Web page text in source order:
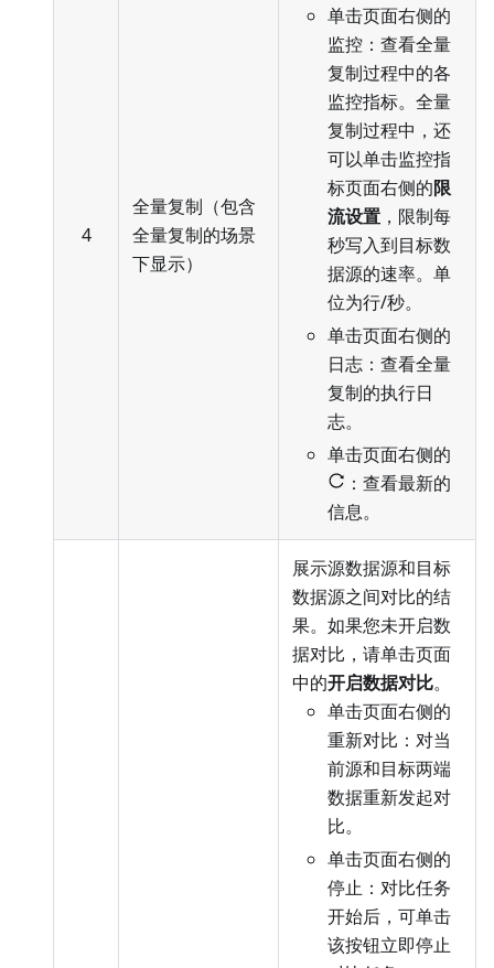
4
全量复制（包含
全量复制的场景
下显示）
单击页面右侧的
监控：查看全量
复制过程中的各
监控指标。全量
复制过程中，还
可以单击监控指
标页面右侧的限
流设置 ，限制每
秒写入到目标数
据源的速率。单
位为行/秒。
单击页面右侧的
日志：查看全量
复制的执行日
志。
单击页面右侧的
：查看最新的
信息。
展示源数据源和目标
数据源之间对比的结
果。如果您未开启数
据对比，请单击页面
中的开启数据对比。
单击页面右侧的
重新对比：对当
前源和目标两端
数据重新发起对
比。
单击页面右侧的
停止：对比任务
开始后，可单击
该按钮立即停止